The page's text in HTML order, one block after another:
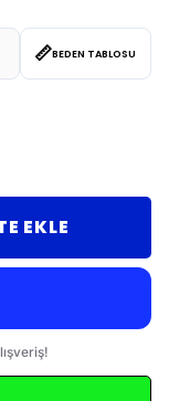
📏BEDEN TABLOSU
EKLE